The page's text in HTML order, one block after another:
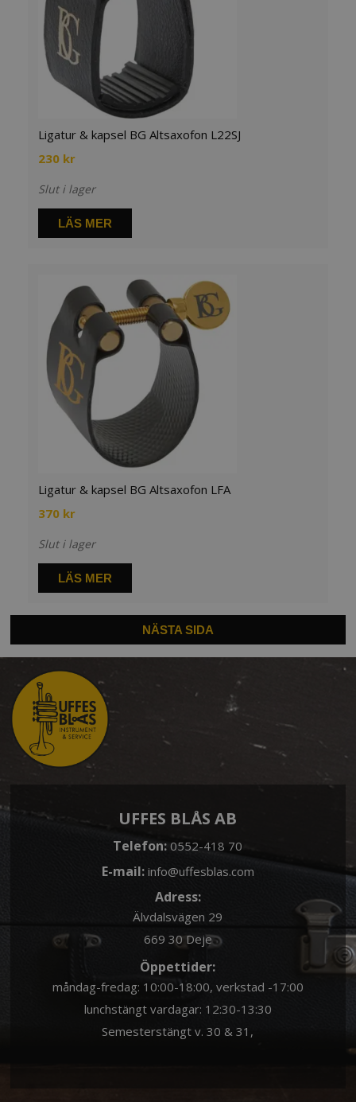
Ligatur & kapsel BG Altsaxofon L22SJ
230 kr
Slut i lager
LÄS MER
Ligatur & kapsel BG Altsaxofon LFA
370 kr
Slut i lager
LÄS MER
NÄSTA SIDA
UFFES BLÅS AB
Telefon:0552-418 70
E-mail: info@uffesblas.com
Adress:
Älvdalsvägen 29
669 30 Deje
Öppettider:
måndag-fredag: 10:00-18:00, verkstad -17:00
lunchstängt vardagar: 12:30-13:30
Semesterstängt v. 30 & 31,